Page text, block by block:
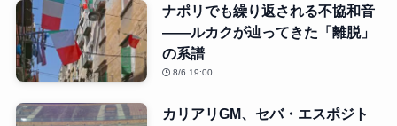
ナポリでも繰り返される不協和音
――ルカクが辿ってきた「離脱」
の系譜
8/6 19:00
カリアリGM、セバ・エスポジト